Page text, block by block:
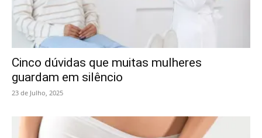
Cinco dúvidas que muitas mulheres
guardam em silêncio
23 de Julho, 2025